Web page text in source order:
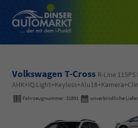
Volkswagen T-Cross R-Line 115PS
Fahrzeugnummer: 31891 unverbindliche